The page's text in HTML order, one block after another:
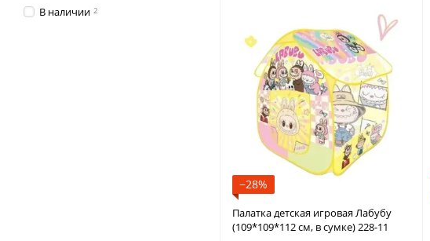
−28%
Палатка детская игровая Лабубу
(109*109*112 см, в сумке) 228-11
В наличии 2